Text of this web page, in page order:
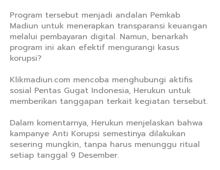
Program tersebut menjadi andalan Pemkab
Madiun untuk menerapkan transparansi keuangan
melalui pembayaran digital. Namun, benarkah
program ini akan efektif mengurangi kasus
korupsi?
Klikmadiun.com mencoba menghubungi aktifis
sosial Pentas Gugat Indonesia, Herukun untuk
memberikan tanggapan terkait kegiatan tersebut.
Dalam komentarnya, Herukun menjelaskan bahwa
kampanye Anti Korupsi semestinya dilakukan
sesering mungkin, tanpa harus menunggu ritual
setiap tanggal 9 Desember.